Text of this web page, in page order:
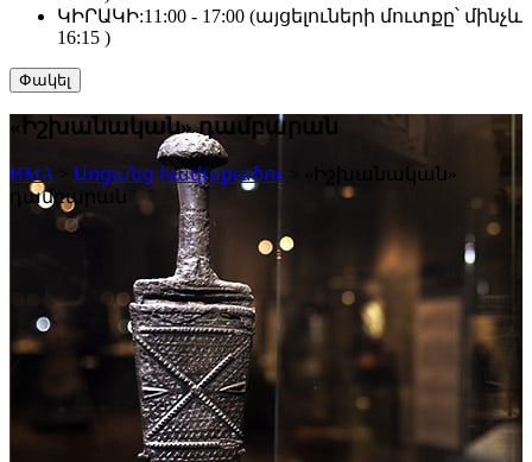
ԿԻՐԱԿԻ:11:00 - 17:00 (այցելուների մուտքը՝ մինչև
16:15 )
Փակել
«Իշխանական» դամբարան
HMA Առցանց հավաքածու
«Իշխանական»
դամբարան